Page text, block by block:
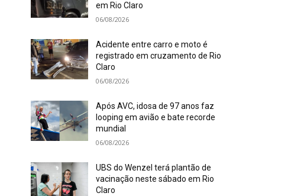
em Rio Claro
06/08/2026
Acidente entre carro e moto é
registrado em cruzamento de Rio
Claro
06/08/2026
Após AVC, idosa de 97 anos faz
looping em avião e bate recorde
mundial
06/08/2026
UBS do Wenzel terá plantão de
vacinação neste sábado em Rio
Claro